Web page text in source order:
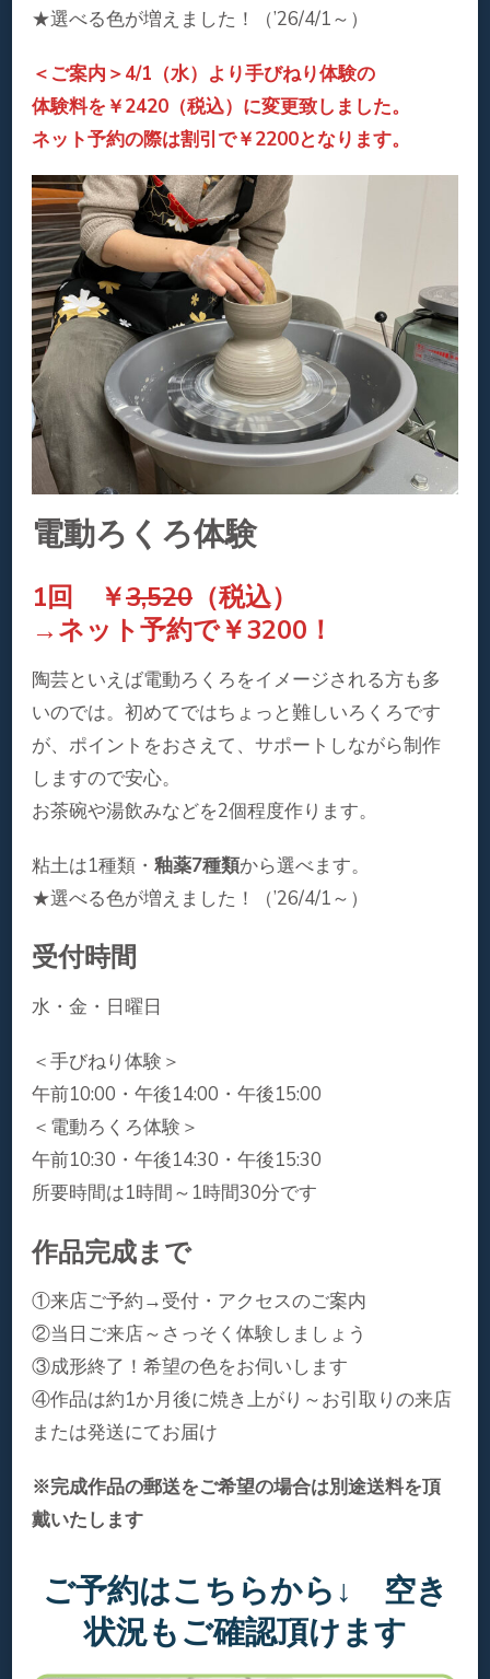
★選べる色が増えました！（’26/4/1～）
＜ご案内＞4/1（水）より手びねり体験の
体験料を￥2420（税込）に変更致しました。
ネット予約の際は割引で￥2200となります。
電動ろくろ体験
1回 ￥3,520 （税込）
→ネット予約で￥3200！
陶芸といえば電動ろくろをイメージされる方も多
いのでは。初めてではちょっと難しいろくろです
が、ポイントをおさえて、サポートしながら制作
しますので安心。
お茶碗や湯飲みなどを2個程度作ります。
粘土は1種類・ 釉薬7種類から選べます。
★選べる色が増えました！（’26/4/1～）
受付時間
水・金・日曜日
＜手びねり体験＞
午前10:00・午後14:00・午後15:00
＜電動ろくろ体験＞
午前10:30・午後14:30・午後15:30
所要時間は1時間～1時間30分です
作品完成まで
①来店ご予約→受付・アクセスのご案内
②当日ご来店～さっそく体験しましょう
③成形終了！希望の色をお伺いします
④作品は約1か月後に焼き上がり～お引取りの来店
または発送にてお届け
※完成作品の郵送をご希望の場合は別途送料を頂
戴いたします
ご予約はこちらから↓ 空き
状況もご確認頂けます